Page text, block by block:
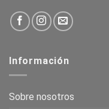
Información
Sobre nosotros